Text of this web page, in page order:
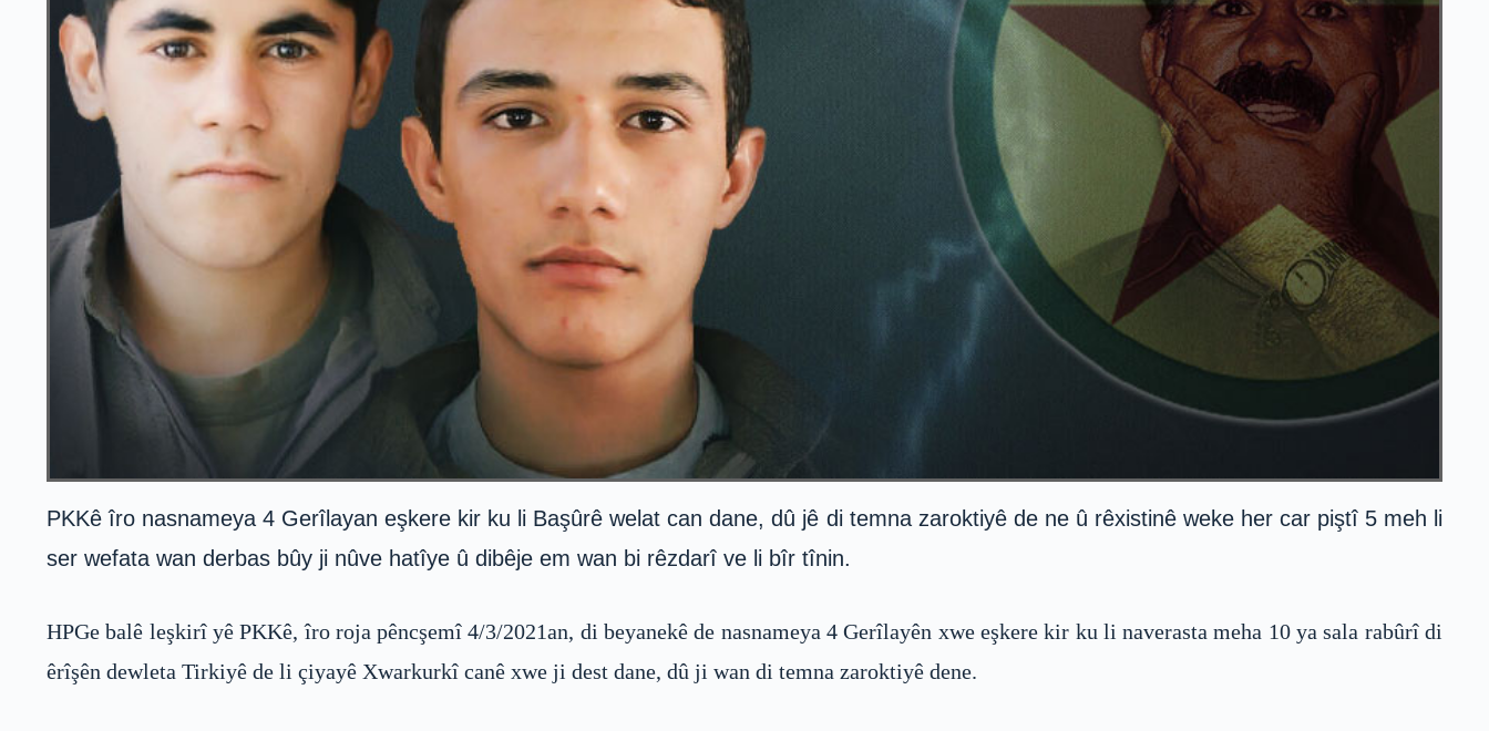
PKKê îro nasnameya 4 Gerîlayan eşkere kir ku li Başûrê welat can dane, dû jê di temna zaroktiyê de ne û rêxistinê weke her car piştî 5 meh li
ser wefata wan derbas bûy ji nûve hatîye û dibêje em wan bi rêzdarî ve li bîr tînin.
HPGe balê leşkirî yê PKKê, îro roja pêncşemî 4/3/2021an, di beyanekê de nasnameya 4 Gerîlayên xwe eşkere kir ku li naverasta meha 10 ya sala rabûrî di
êrîşên dewleta Tirkiyê de li çiyayê Xwarkurkî canê xwe ji dest dane, dû ji wan di temna zaroktiyê dene.